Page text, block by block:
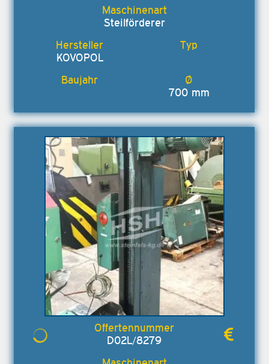
Steilförderer
KOVOPOL
700 mm
D02L/8279